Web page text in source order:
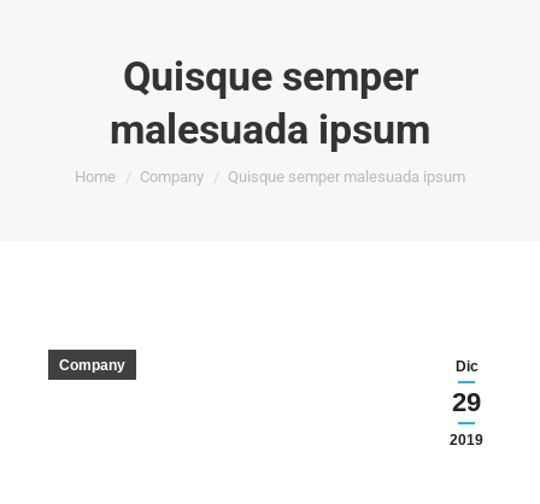
Quisque semper
malesuada ipsum
You are here:
Home Company Quisque semper malesuada ipsum
Dic
29
2019
Company